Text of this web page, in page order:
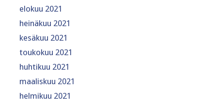
elokuu 2021
heinäkuu 2021
kesäkuu 2021
toukokuu 2021
huhtikuu 2021
maaliskuu 2021
helmikuu 2021